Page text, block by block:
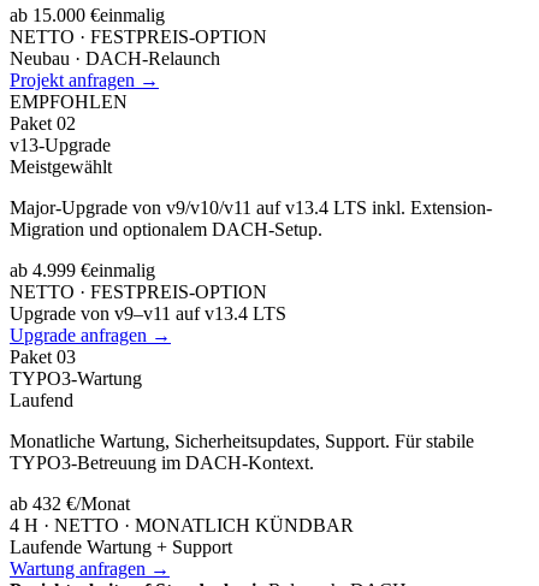
ab 15.000 €einmalig
NETTO · FESTPREIS-OPTION
Neubau · DACH-Relaunch
Projekt anfragen →
EMPFOHLEN
Paket 02
v13-Upgrade
Meistgewählt
Major-Upgrade von v9/v10/v11 auf v13.4 LTS inkl. Extension-
Migration und optionalem DACH-Setup.
ab 4.999 €einmalig
NETTO · FESTPREIS-OPTION
Upgrade von v9–v11 auf v13.4 LTS
Upgrade anfragen →
Paket 03
TYPO3-Wartung
Laufend
Monatliche Wartung, Sicherheitsupdates, Support. Für stabile
TYPO3-Betreuung im DACH-Kontext.
ab 432 €/Monat
4 H · NETTO · MONATLICH KÜNDBAR
Laufende Wartung + Support
Wartung anfragen →